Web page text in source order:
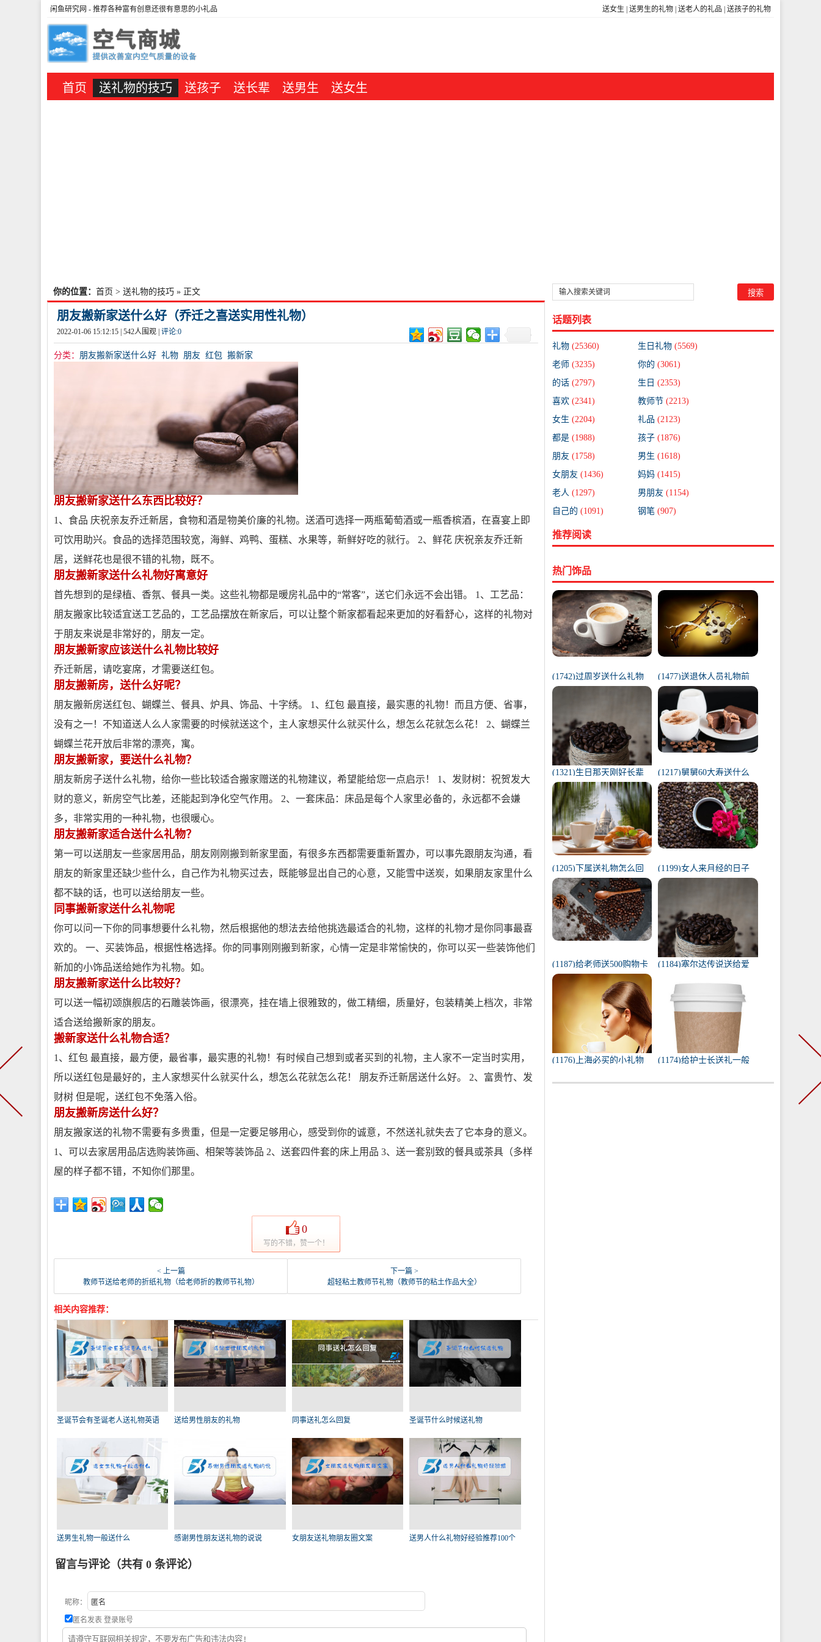
送女生 送男生的礼物 送老人的礼品 送孩子的礼物
闲鱼研究网 - 推荐各种富有创意还很有意思的小礼品
首页 送礼物的技巧 送孩子 送长辈 送男生 送女生
你的位置： 首页 > 送礼物的技巧 » 正文
朋友搬新家送什么好（乔迁之喜送实用性礼物）
2022-01-06 15:12:15 | 542人围观 | 评论:0
分类： 朋友搬新家送什么好 礼物 朋友 红包 搬新家
朋友搬新家送什么东西比较好？
1、食品 庆祝亲友乔迁新居，食物和酒是物美价廉的礼物。送酒可选择一两瓶葡萄酒或一瓶香槟酒，在喜宴上即
可饮用助兴。食品的选择范围较宽，海鲜、鸡鸭、蛋糕、水果等，新鲜好吃的就行。 2、鲜花 庆祝亲友乔迁新
居，送鲜花也是很不错的礼物，既不。
朋友搬新家送什么礼物好寓意好
首先想到的是绿植、香氛、餐具一类。这些礼物都是暖房礼品中的“常客”，送它们永远不会出错。 1、工艺品：
朋友搬家比较适宜送工艺品的，工艺品摆放在新家后，可以让整个新家都看起来更加的好看舒心，这样的礼物对
于朋友来说是非常好的，朋友一定。
朋友搬新家应该送什么礼物比较好
乔迁新居，请吃宴席，才需要送红包。
朋友搬新房，送什么好呢？
朋友搬新房送红包、蝴蝶兰、餐具、炉具、饰品、十字绣。 1、红包 最直接，最实惠的礼物！而且方便、省事，
没有之一！不知道送人么人家需要的时候就送这个，主人家想买什么就买什么，想怎么花就怎么花！ 2、蝴蝶兰
蝴蝶兰花开放后非常的漂亮，寓。
朋友搬新家，要送什么礼物？
朋友新房子送什么礼物，给你一些比较适合搬家赠送的礼物建议，希望能给您一点启示！ 1、发财树：祝贺发大
财的意义，新房空气比差，还能起到净化空气作用。 2、一套床品：床品是每个人家里必备的，永远都不会嫌
多，非常实用的一种礼物，也很暖心。
朋友搬新家适合送什么礼物？
第一可以送朋友一些家居用品，朋友刚刚搬到新家里面，有很多东西都需要重新置办，可以事先跟朋友沟通，看
朋友的新家里还缺少些什么，自己作为礼物买过去，既能够显出自己的心意，又能雪中送炭，如果朋友家里什么
都不缺的话，也可以送给朋友一些。
同事搬新家送什么礼物呢
你可以问一下你的同事想要什么礼物，然后根据他的想法去给他挑选最适合的礼物，这样的礼物才是你同事最喜
欢的。 一、买装饰品，根据性格选择。你的同事刚刚搬到新家，心情一定是非常愉快的，你可以买一些装饰他们
新加的小饰品送给她作为礼物。如。
朋友搬新家送什么比较好？
可以送一幅初颂旗舰店的石雕装饰画，很漂亮，挂在墙上很雅致的，做工精细，质量好，包装精美上档次，非常
适合送给搬新家的朋友。
搬新家送什么礼物合适？
1、红包 最直接，最方便，最省事，最实惠的礼物！有时候自己想到或者买到的礼物，主人家不一定当时实用，
所以送红包是最好的，主人家想买什么就买什么，想怎么花就怎么花！ 朋友乔迁新居送什么好。 2、富贵竹、发
财树 但是呢，送红包不免落入俗。
朋友搬新房送什么好？
朋友搬家送的礼物不需要有多贵重，但是一定要足够用心，感受到你的诚意，不然送礼就失去了它本身的意义。
1、可以去家居用品店选购装饰画、相架等装饰品 2、送套四件套的床上用品 3、送一套别致的餐具或茶具（多样
屋的样子都不错，不知你们那里。
0
写的不错，赞一个！
< 上一篇
教师节送给老师的折纸礼物（给老师折的教师节礼物）
下一篇 >
超轻粘土教师节礼物（教师节的粘土作品大全）
相关内容推荐：
圣诞节会有圣诞老人送礼物英语 送给男性朋友的礼物 同事送礼怎么回复 圣诞节什么时候送礼物
送男生礼物一般送什么 感谢男性朋友送礼物的说说 女朋友送礼物朋友圈文案 送男人什么礼物好经验推荐100个
留言与评论（共有 0 条评论）
昵称：
匿名发表 登录账号
话题列表
礼物 (25360) 生日礼物 (5569)
老师 (3235) 你的 (3061)
的话 (2797) 生日 (2353)
喜欢 (2341) 教师节 (2213)
女生 (2204) 礼品 (2123)
都是 (1988) 孩子 (1876)
朋友 (1758) 男生 (1618)
女朋友 (1436) 妈妈 (1415)
老人 (1297) 男朋友 (1154)
自己的 (1091) 钢笔 (907)
推荐阅读
热门饰品
(1742)过周岁送什么礼物
好（1岁宝宝礼物排行榜）
(1477)送退休人员礼物前
十件排名（工会退休纪念
品范围）
(1321)生日那天刚好长辈
去世（父亲在我生日去世
意味着）
(1217)舅舅60大寿送什么
礼物（舅舅60岁十大最佳
礼物排行榜）
(1205)下属送礼物怎么回
复（下属给我送礼我该如
何回复）
(1199)女人来月经的日子
代表什么（1一31日月经代
(1187)给老师送500购物卡
少吗（给老师送500还是
1000）
(1184)塞尔达传说送给爱
任务100只蚱蜢）
(1176)上海必买的小礼物
(1174)给护士长送礼一般
实用的东西）